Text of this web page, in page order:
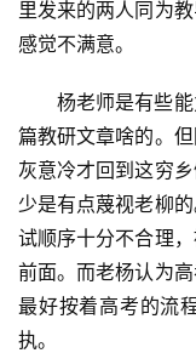
里发来的两人同为
感觉不满意。
杨老师是有些
篇教研文章啥的。
灰意冷才回到这穷
少是有点蔑视老柳
试顺序十分不合理
前面。而老杨认为
最好按着高考的流
执。